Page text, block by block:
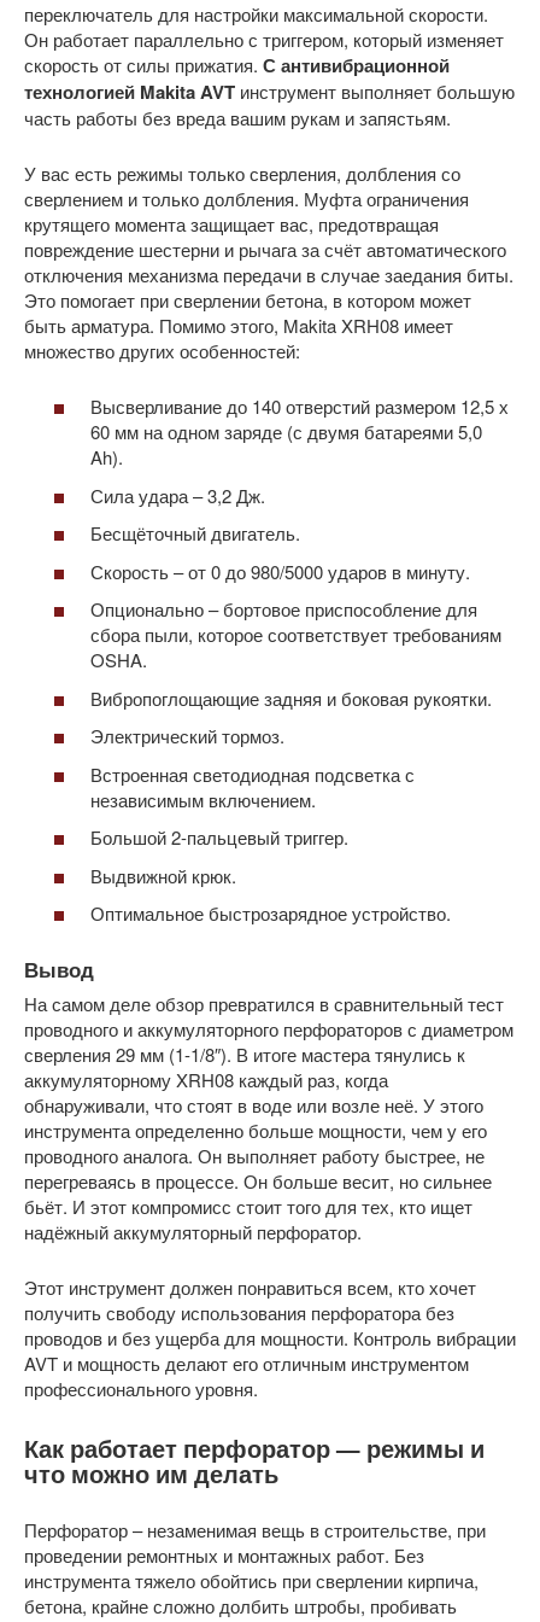
переключатель для настройки максимальной скорости.
Он работает параллельно с триггером, который изменяет
скорость от силы прижатия. С антивибрационной
технологией Makita AVT инструмент выполняет большую
часть работы без вреда вашим рукам и запястьям.
У вас есть режимы только сверления, долбления со
сверлением и только долбления. Муфта ограничения
крутящего момента защищает вас, предотвращая
повреждение шестерни и рычага за счёт автоматического
отключения механизма передачи в случае заедания биты.
Это помогает при сверлении бетона, в котором может
быть арматура. Помимо этого, Makita XRH08 имеет
множество других особенностей:
Высверливание до 140 отверстий размером 12,5 х
60 мм на одном заряде (с двумя батареями 5,0
Ah).
Сила удара – 3,2 Дж.
Бесщёточный двигатель.
Скорость – от 0 до 980/5000 ударов в минуту.
Опционально – бортовое приспособление для
сбора пыли, которое соответствует требованиям
OSHA.
Вибропоглощающие задняя и боковая рукоятки.
Электрический тормоз.
Встроенная светодиодная подсветка с
независимым включением.
Большой 2-пальцевый триггер.
Выдвижной крюк.
Оптимальное быстрозарядное устройство.
Вывод
На самом деле обзор превратился в сравнительный тест
проводного и аккумуляторного перфораторов с диаметром
сверления 29 мм (1-1/8″). В итоге мастера тянулись к
аккумуляторному XRH08 каждый раз, когда
обнаруживали, что стоят в воде или возле неё. У этого
инструмента определенно больше мощности, чем у его
проводного аналога. Он выполняет работу быстрее, не
перегреваясь в процессе. Он больше весит, но сильнее
бьёт. И этот компромисс стоит того для тех, кто ищет
надёжный аккумуляторный перфоратор.
Этот инструмент должен понравиться всем, кто хочет
получить свободу использования перфоратора без
проводов и без ущерба для мощности. Контроль вибрации
AVT и мощность делают его отличным инструментом
профессионального уровня.
Как работает перфоратор — режимы и
что можно им делать
Перфоратор – незаменимая вещь в строительстве, при
проведении ремонтных и монтажных работ. Без
инструмента тяжело обойтись при сверлении кирпича,
бетона, крайне сложно долбить штробы, пробивать